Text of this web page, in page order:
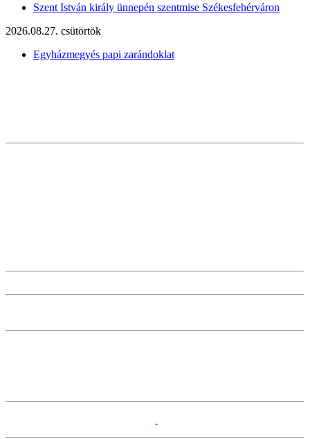
Szent István király ünnepén szentmise Székesfehérváron
2026.08.27. csütörtök
Egyházmegyés papi zarándoklat